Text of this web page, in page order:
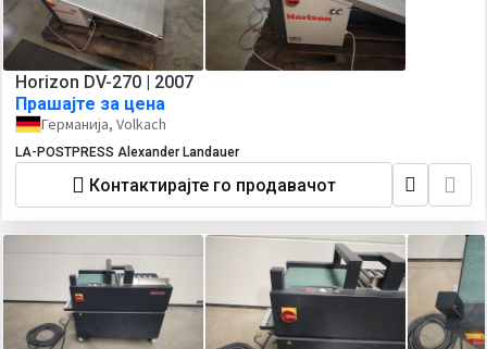
Horizon DV-270 | 2007
Прашајте за цена
Германија, Volkach
LA-POSTPRESS Alexander Landauer
Контактирајте го продавачот